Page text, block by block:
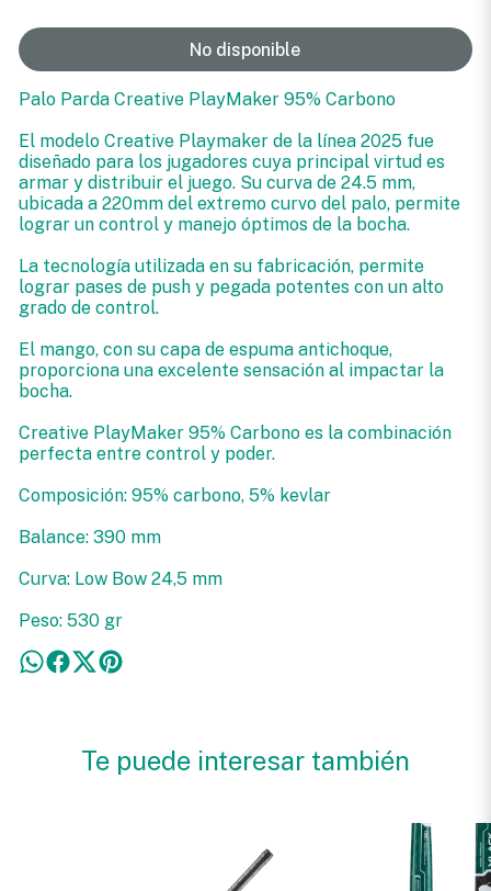
No disponible
Palo Parda Creative PlayMaker 95% Carbono
El modelo Creative Playmaker de la línea 2025 fue
diseñado para los jugadores cuya principal virtud es
armar y distribuir el juego. Su curva de 24.5 mm,
ubicada a 220mm del extremo curvo del palo, permite
lograr un control y manejo óptimos de la bocha.
La tecnología utilizada en su fabricación, permite
lograr pases de push y pegada potentes con un alto
grado de control.
El mango, con su capa de espuma antichoque,
proporciona una excelente sensación al impactar la
bocha.
Creative PlayMaker 95% Carbono es la combinación
perfecta entre control y poder.
Composición: 95% carbono, 5% kevlar
Balance: 390 mm
Curva: Low Bow 24,5 mm
Peso: 530 gr
Te puede interesar también